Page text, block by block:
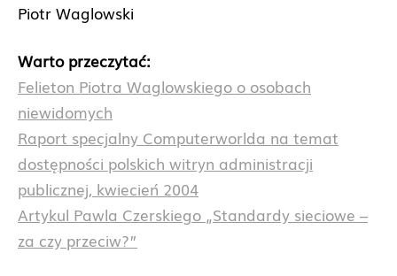
Piotr Waglowski
Warto przeczytać:
Felieton Piotra Waglowskiego o osobach
niewidomych
Raport specjalny Computerworlda na temat
dostępności polskich witryn administracji
publicznej, kwiecień 2004
Artykul Pawla Czerskiego „Standardy sieciowe –
za czy przeciw?”